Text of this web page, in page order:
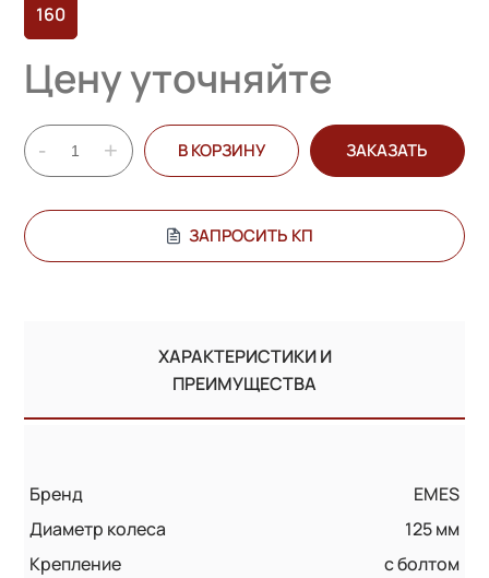
160
Цену уточняйте
- + В КОРЗИНУ ЗАКАЗАТЬ
ЗАПРОСИТЬ КП
ХАРАКТЕРИСТИКИ И
ПРЕИМУЩЕСТВА
Бренд
EMES
Диаметр колеса
125 мм
Крепление
с болтом